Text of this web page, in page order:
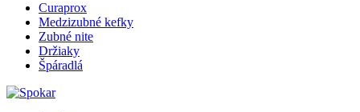
Curaprox
Medzizubné kefky
Zubné nite
Držiaky
Špáradlá